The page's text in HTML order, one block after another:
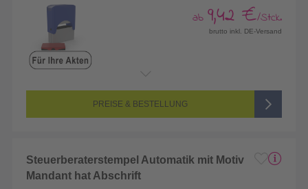
ab 9,42 €/Stck.
brutto inkl. DE-Versand
PREISE & BESTELLUNG
Steuerberaterstempel Automatik mit Motiv
Mandant hat Abschrift